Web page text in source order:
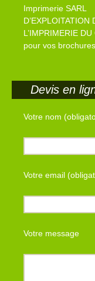
Imprimerie SARL
D’EXPLOITATION
L’IMPRIMERIE
pour vos brochures
Devis en
Votre nom
Votre email
Votre message